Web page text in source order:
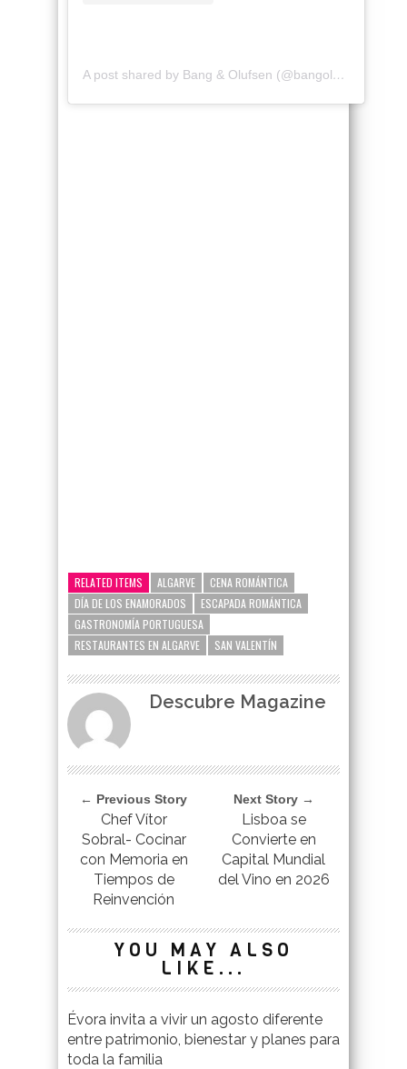
A post shared by Bang & Olufsen (@bangolufsen)
RELATED ITEMS ALGARVE
CENA ROMÁNTICA
DÍA DE LOS ENAMORADOS
ESCAPADA ROMÁNTICA
GASTRONOMÍA PORTUGUESA
RESTAURANTES EN ALGARVE
SAN VALENTÍN
Descubre Magazine
← Previous Story
Chef Vítor
Sobral- Cocinar
con Memoria en
Tiempos de
Reinvención
Next Story →
Lisboa se
Convierte en
Capital Mundial
del Vino en 2026
YOU MAY ALSO
LIKE...
Évora invita a vivir un agosto diferente
entre patrimonio, bienestar y planes para
toda la familia